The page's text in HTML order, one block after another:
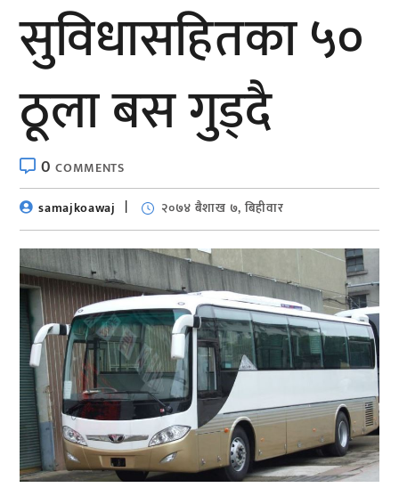
सुविधासहितका ५०
ठूला बस गुड्दै
0COMMENTS
samajkoawaj
२०७४ बैशाख ७, बिहीवार